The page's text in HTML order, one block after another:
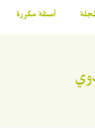
أسئلة مكررة